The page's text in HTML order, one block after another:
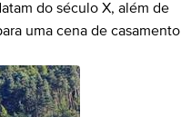
do século X, além de
uma cena de casamento